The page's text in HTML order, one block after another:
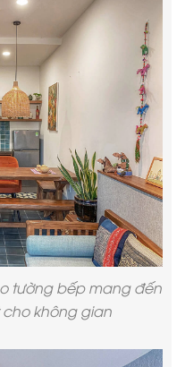
tường bếp mang đến
cho không gian